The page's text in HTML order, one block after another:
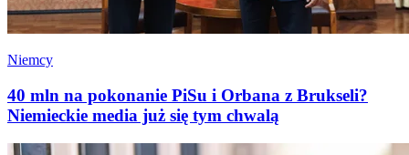
Niemcy
40 mln na pokonanie PiSu i Orbana z Brukseli?
Niemieckie media już się tym chwalą